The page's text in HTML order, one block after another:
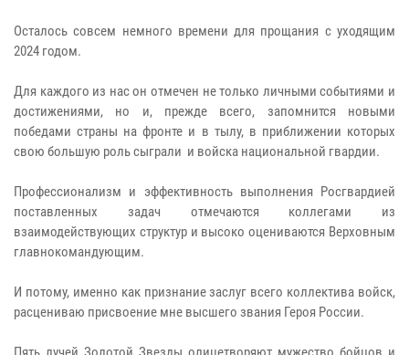
Осталось совсем немного времени для прощания с уходящим
2024 годом.
Для каждого из нас он отмечен не только личными событиями и
достижениями, но и, прежде всего, запомнится новыми
победами страны на фронте и в тылу, в приближении которых
свою большую роль сыграли и войска национальной гвардии.
Профессионализм и эффективность выполнения Росгвардией
поставленных задач отмечаются коллегами из
взаимодействующих структур и высоко оцениваются Верховным
главнокомандующим.
И потому, именно как признание заслуг всего коллектива войск,
расцениваю присвоение мне высшего звания Героя России.